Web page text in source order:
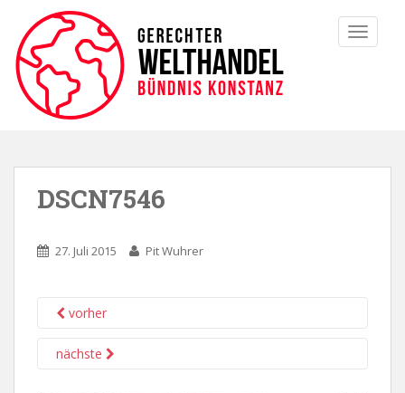
DSCN7546
27. Juli 2015 Pit Wuhrer
vorher
nächste